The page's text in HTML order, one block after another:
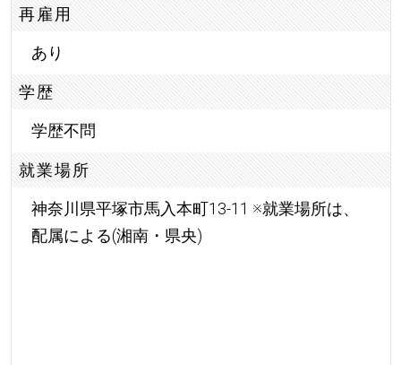
再雇用
あり
学歴
学歴不問
就業場所
神奈川県平塚市馬入本町13-11 ※就業場所は、
配属による(湘南・県央)